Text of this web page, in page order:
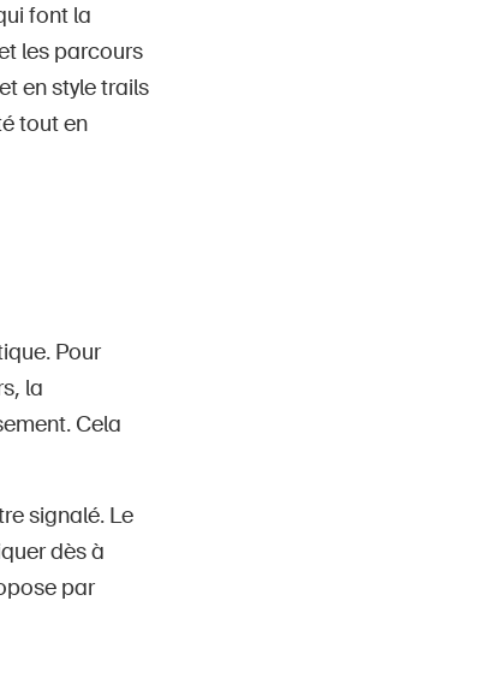
font la
les parcours
en style trails
tout en
Pour
la
Cela
signalé. Le
dès à
par